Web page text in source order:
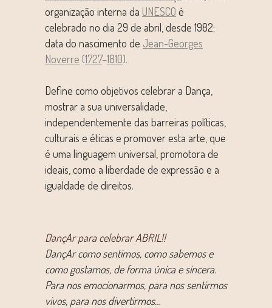
organização interna da UNESCO é
celebrado no dia 29 de abril, desde 1982;
data do nascimento de Jean-Georges
Noverre (1727–1810).
Define como objetivos celebrar a Dança,
mostrar a sua universalidade,
independentemente das barreiras políticas,
culturais e éticas e promover esta arte, que
é uma linguagem universal, promotora de
ideais, como a liberdade de expressão e a
igualdade de direitos.
DançAr para celebrar ABRIL!!
DançAr como sentimos, como sabemos e
como gostamos, de forma única e sincera.
Para nos emocionarmos, para nos sentirmos
vivos, para nos divertirmos…